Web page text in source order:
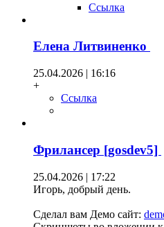
Ссылка
Елена Литвиненко
25.04.2026 | 16:16
+
Ссылка
Фрилансер [gosdev5]
25.04.2026 | 17:22
Игорь, добрый день.
Сделал вам Демо сайт: